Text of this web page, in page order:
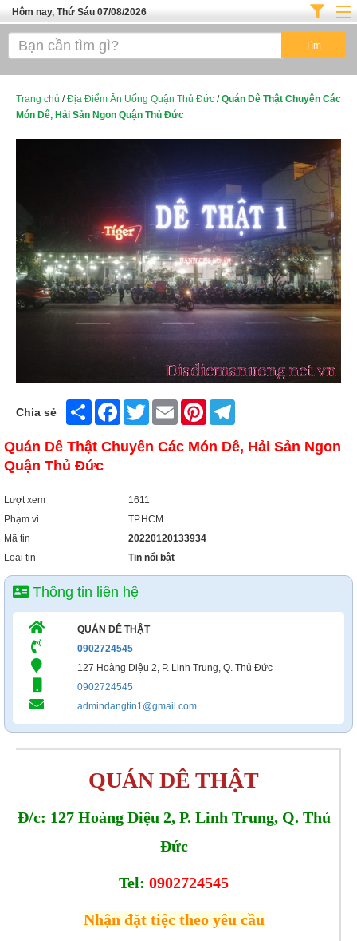
Hôm nay, Thứ Sáu 07/08/2026
Trang chủ
Cafe - Kem- Trà Sữa
Trang chủ /Địa Điểm Ăn Uống Quận Thủ Đức /Quán Dê Thật Chuyên Các
Món Dê, Hải Sản Ngon Quận Thủ Đức
Chia sẻ Share FacebookTwitter Email Pinterest
Quán Dê Thật Chuyên Các Món Dê, Hải Sản Ngon
Quận Thủ Đức
Lượt xem
1611
Phạm vi
TP.HCM
Mã tin
20220120133934
Loại tin
Tin nổi bật
Thông tin liên hệ
QUÁN DÊ THẬT
0902724545
127 Hoàng Diệu 2, P. Linh Trung, Q. Thủ Đức
0902724545
admindangtin1@gmail.com
QUÁN DÊ THẬT
Đ/c: 127 Hoàng Diệu 2, P. Linh Trung, Q. Thủ
Đức
Tel: 0902724545
Nhận đặt tiệc theo yêu cầu